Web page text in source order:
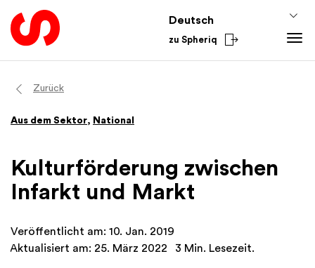
Deutsch
zu Spheriq
Verzeichnis
Recherche
Spenden-Tools
Fundraising-Tipps
Finanzen
Academy
Aus dem Sektor
International
Zurück
Aus dem Sektor, National
Kulturförderung zwischen
Infarkt und Markt
Veröffentlicht am: 10. Jan. 2019
Aktualisiert am: 25. März 2022
3 Min. Lesezeit.